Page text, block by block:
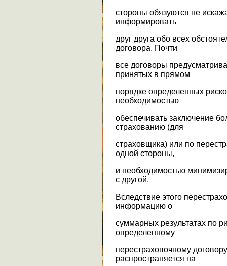
стороны обязуются не
информировать
друг друга обо всех
договора. Почти
все договоры
принятых в прямом
порядке определенных
необходимостью
обеспечивать заключение
страхованию (для
страховщика) или по
одной стороны,
и необходимостью
с другой.
Вследствие этого
информацию о
суммарных результатах по
определенному
перестраховочному
распространяется на